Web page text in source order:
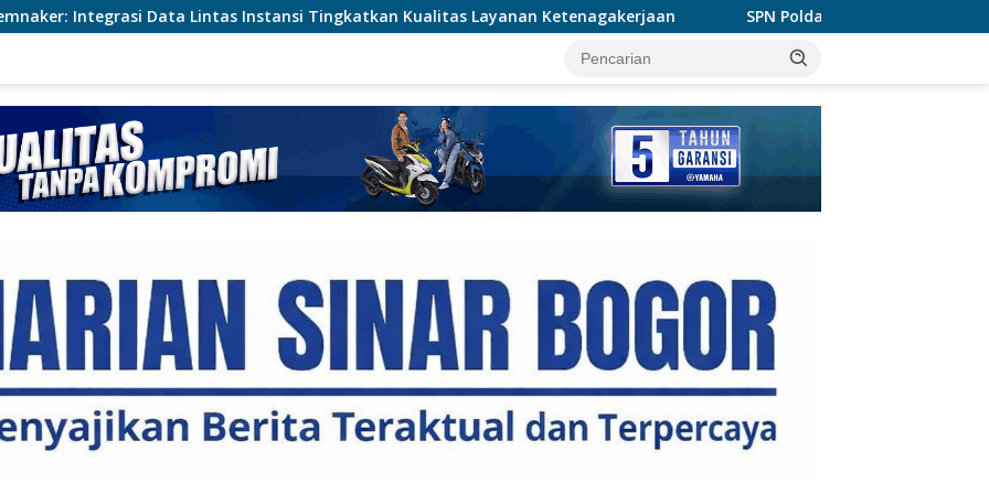
Instansi Tingkatkan Kualitas Layanan Ketenagakerjaan SPN Polda Metro Gelar Ekspedisi Darat, Bentuk Siswa